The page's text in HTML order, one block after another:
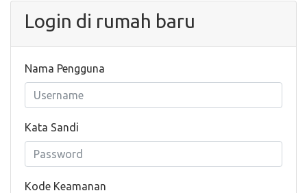
Login di rumah baru
Nama Pengguna
Kata Sandi
Kode Keamanan